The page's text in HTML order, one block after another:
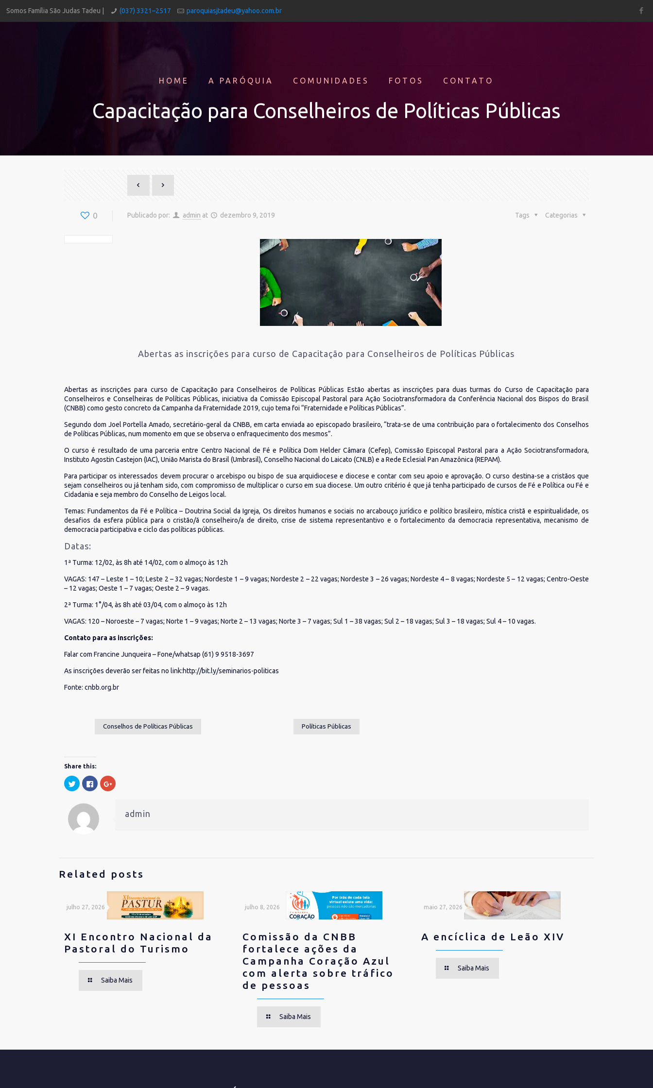
Somos Família São Judas Tadeu | (037) 3321–2517 paroquiasjtadeu@yahoo.com.br
HOME A PARÓQUIA COMUNIDADES FOTOS CONTATO
Capacitação para Conselheiros de Políticas Públicas
0 Publicado por: admin at dezembro 9, 2019 Categorias
Tags
Abertas as inscrições para curso de Capacitação para Conselheiros de Políticas Públicas
Abertas as inscrições para curso de Capacitação para Conselheiros de Políticas Públicas Estão abertas as inscrições para duas turmas do Curso de Capacitação para
Conselheiros e Conselheiras de Políticas Públicas, iniciativa da Comissão Episcopal Pastoral para Ação Sociotransformadora da Conferência Nacional dos Bispos do Brasil
(CNBB) como gesto concreto da Campanha da Fraternidade 2019, cujo tema foi “Fraternidade e Políticas Públicas”.
Segundo dom Joel Portella Amado, secretário-geral da CNBB, em carta enviada ao episcopado brasileiro, “trata-se de uma contribuição para o fortalecimento dos Conselhos
de Políticas Públicas, num momento em que se observa o enfraquecimento dos mesmos”.
O curso é resultado de uma parceria entre Centro Nacional de Fé e Política Dom Helder Câmara (Cefep), Comissão Episcopal Pastoral para a Ação Sociotransformadora,
Instituto Agostin Castejon (IAC), União Marista do Brasil (Umbrasil), Conselho Nacional do Laicato (CNLB) e a Rede Eclesial Pan Amazônica (REPAM).
Para participar os interessados devem procurar o arcebispo ou bispo de sua arquidiocese e diocese e contar com seu apoio e aprovação. O curso destina-se a cristãos que
sejam conselheiros ou já tenham sido, com compromisso de multiplicar o curso em sua diocese. Um outro critério é que já tenha participado de cursos de Fé e Política ou Fé e
Cidadania e seja membro do Conselho de Leigos local.
Temas: Fundamentos da Fé e Política – Doutrina Social da Igreja, Os direitos humanos e sociais no arcabouço jurídico e político brasileiro, mística cristã e espiritualidade, os
desafios da esfera pública para o cristão/ã conselheiro/a de direito, crise de sistema representantivo e o fortalecimento da democracia representativa, mecanismo de
democracia participativa e ciclo das políticas públicas.
Datas:
1ª Turma: 12/02, às 8h até 14/02, com o almoço às 12h
VAGAS: 147 – Leste 1 – 10; Leste 2 – 32 vagas; Nordeste 1 – 9 vagas; Nordeste 2 – 22 vagas; Nordeste 3 – 26 vagas; Nordeste 4 – 8 vagas; Nordeste 5 – 12 vagas; Centro-Oeste
– 12 vagas; Oeste 1 – 7 vagas; Oeste 2 – 9 vagas.
2ª Turma: 1°/04, às 8h até 03/04, com o almoço às 12h
VAGAS: 120 – Noroeste – 7 vagas; Norte 1 – 9 vagas; Norte 2 – 13 vagas; Norte 3 – 7 vagas; Sul 1 – 38 vagas; Sul 2 – 18 vagas; Sul 3 – 18 vagas; Sul 4 – 10 vagas.
Contato para as inscrições:
Falar com Francine Junqueira – Fone/whatsap (61) 9 9518-3697
As inscrições deverão ser feitas no link:http://bit.ly/seminarios-politicas
Fonte: cnbb.org.br
Conselhos de Políticas Públicas Políticas Públicas
Share this:
Clique
para
compartilhar
Twitter(abre
em
nova
janela)
Clique
para
compartilhar
em
nova
janela)
Compartilhe
no
janela)admin
Related posts
julho 27, 2026
XI Encontro Nacional da
Pastoral do Turismo
Saiba Mais
julho 8, 2026
Comissão da CNBB
fortalece ações da
Campanha Coração Azul
com alerta sobre tráfico
de pessoas
Saiba Mais
maio 27, 2026
A encíclica de Leão XIV
Saiba Mais